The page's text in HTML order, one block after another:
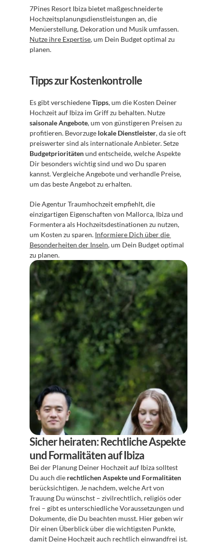
7Pines Resort Ibiza bietet maßgeschneiderte
Hochzeitsplanungsdienstleistungen an, die
Nutze ihre Expertise, um Dein Budget optimal zu
planen.
Tipps zur Kostenkontrolle
Es gibt verschiedene Tipps, um die Kosten Deiner
saisonale Angebote, um von günstigeren Preisen zu
profitieren. Bevorzuge lokale Dienstleister, da sie oft
Budgetprioritäten und entscheide, welche Aspekte
Dir besonders wichtig sind und wo Du sparen
kannst. Vergleiche Angebote und verhandle Preise,
um das beste Angebot zu erhalten.
Die Agentur Traumhochzeit empfiehlt, die
einzigartigen Eigenschaften von Mallorca, Ibiza und
Formentera als Hochzeitsdestinationen zu nutzen,
um Kosten zu sparen. Informiere Dich über die
Besonderheiten der Inseln, um Dein Budget optimal
zu planen.
Sicher heiraten: Rechtliche Aspekte
und Formalitäten auf Ibiza
Bei der Planung Deiner Hochzeit auf Ibiza solltest
Du auch die rechtlichen Aspekte und Formalitäten
berücksichtigen. Je nachdem, welche Art von
Trauung Du wünschst – zivilrechtlich, religiös oder
frei – gibt es unterschiedliche Voraussetzungen und
Dokumente, die Du beachten musst. Hier geben wir
Dir einen Überblick über die wichtigsten Punkte,
damit Deine Hochzeit auch rechtlich einwandfrei ist.